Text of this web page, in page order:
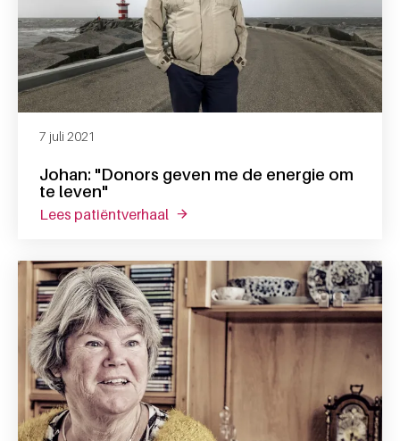
Johan: "Donors geven me de energie om
te leven"
7 juli 2021
lees patiëntverhaal over johan: "donors geven me de